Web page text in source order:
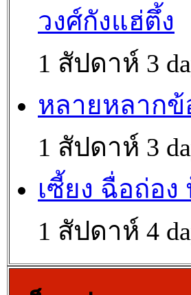
วงศ์กังแฮ่ตึ้ง
1 สัปดาห์ 3
หลายหลากข้
1 สัปดาห์ 3
เซี้ยง ฉื่อถ่อง
1 สัปดาห์ 4